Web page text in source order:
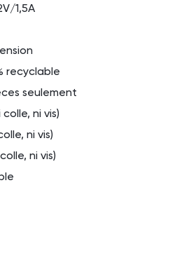
1,5A
recyclable
seulement
ni vis)
ni vis)
ni vis)